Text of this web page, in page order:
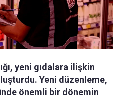
yeni gıdalara ilişkin
Yeni düzenleme,
önemli bir dönemin